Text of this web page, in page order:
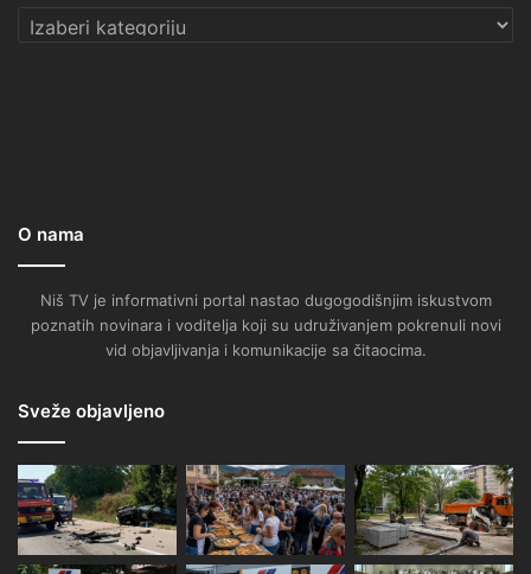
Kategorije
O nama
Niš TV je informativni portal nastao dugogodišnjim iskustvom
poznatih novinara i voditelja koji su udruživanjem pokrenuli novi
vid objavljivanja i komunikacije sa čitaocima.
Sveže objavljeno